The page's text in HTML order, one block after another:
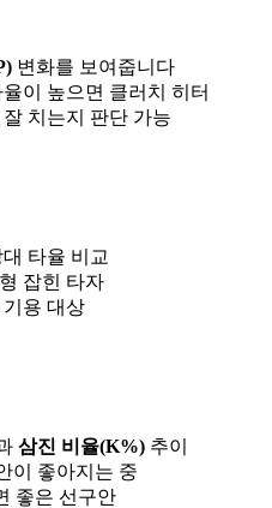
변화를 보여줍니다
이 높으면 클러치 히터
치는지 판단 가능
타율 비교
잡힌 타자
용 대상
삼진 비율(K%) 추이
이 좋아지는 중
좋은 선구안